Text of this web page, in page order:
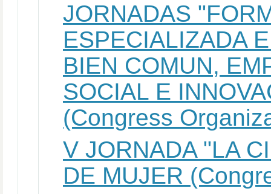
JORNADAS
ESPECIALIZADA
BIEN COMUN,
SOCIAL E
(Congress
V JORNADA "LA
DE MUJER